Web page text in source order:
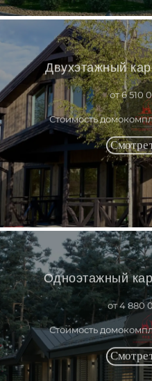
Двухэтажный
от 6 510
Стоимость
Одноэтажный
от 4 880
Стоимость